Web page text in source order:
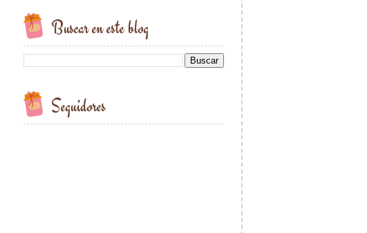
Buscar en este blog
Seguidores